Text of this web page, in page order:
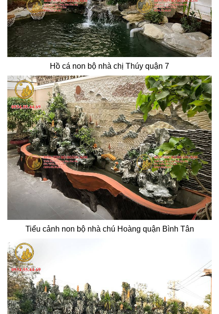
Hồ cá non bộ nhà chị Thúy quận 7
Tiểu cảnh non bộ nhà chú Hoàng quận Bình Tân